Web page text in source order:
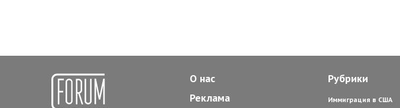
О нас
Реклама
Рубрики
Иммиграция в США